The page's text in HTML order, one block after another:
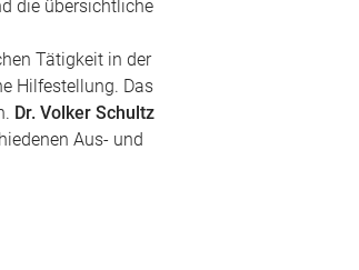
die übersichtliche
Tätigkeit in der
Hilfestellung. Das
Dr. Volker Schultz
Aus- und